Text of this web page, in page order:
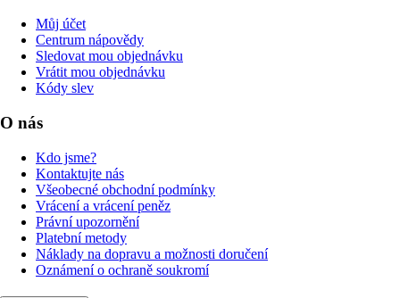
Můj účet
Centrum nápovědy
Sledovat mou objednávku
Vrátit mou objednávku
Kódy slev
O nás
Kdo jsme?
Kontaktujte nás
Všeobecné obchodní podmínky
Vrácení a vrácení peněz
Právní upozornění
Platební metody
Náklady na dopravu a možnosti doručení
Oznámení o ochraně soukromí